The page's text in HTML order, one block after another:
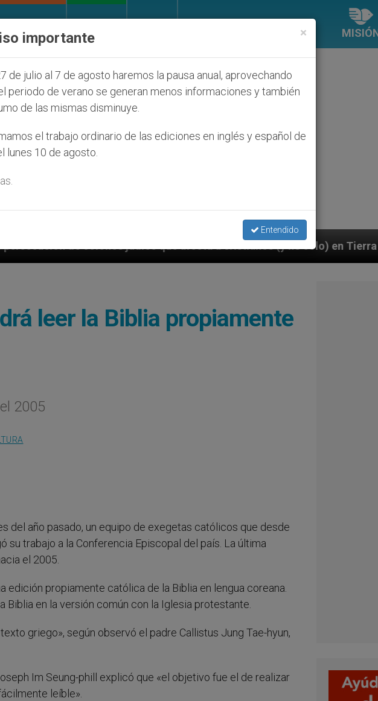
judíos que afecta a cristianos (y no sólo) en Tierra Santa
leer la Biblia propiamente
2005
del año pasado, un equipo de exegetas católicos que desde
su trabajo a la Conferencia Episcopal del país. La última
el 2005.
edición propiamente católica de la Biblia en lengua coreana.
Biblia en la versión común con la Iglesia protestante.
griego», según observó el padre Callistus Jung Tae-hyun,
Im Seung-phill explicó que «el objetivo fue el de realizar
leíble».
×
importante
de julio al 7 de agosto haremos la pausa anual, aprovechando
periodo de verano se generan menos informaciones y también
de las mismas disminuye.
el trabajo ordinario de las ediciones en inglés y español de
lunes 10 de agosto.
Entendido